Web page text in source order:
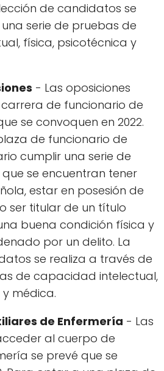
de candidatos se
serie de pruebas de
física, psicotécnica y
- Las oposiciones
de funcionario de
se convoquen en 2022.
de funcionario de
cumplir una serie de
que se encuentran tener
estar en posesión de
ser titular de un título
buena condición física y
por un delito. La
se realiza a través de
de capacidad intelectual,
médica.
de Enfermería - Las
al cuerpo de
se prevé que se